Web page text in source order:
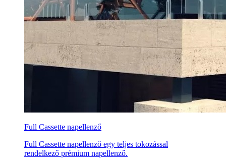
Full Cassette napellenző
Full Cassette napellenző egy teljes tokozással
rendelkező prémium napellenző.